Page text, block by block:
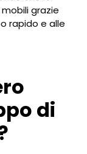
grazie
rapido e alle
di